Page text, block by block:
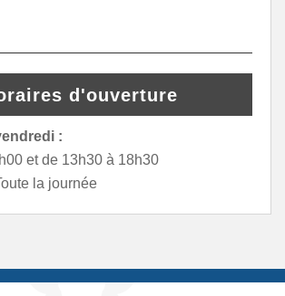
d'ouverture
:
et de 13h30 à 18h30
la journée